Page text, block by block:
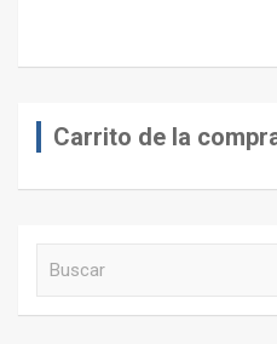
Carrito de la